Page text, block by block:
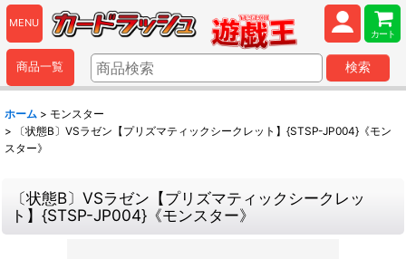
MENU
カート
商品一覧 検索
ホーム > モンスター
>
〔状態B〕VSラゼン【プリズマティックシークレット】{STSP-JP004}《モン
スター》
〔状態B〕VSラゼン【プリズマティックシークレッ
ト】{STSP-JP004}《モンスター》